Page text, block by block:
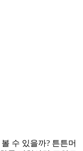
수 있을까? 튼튼머